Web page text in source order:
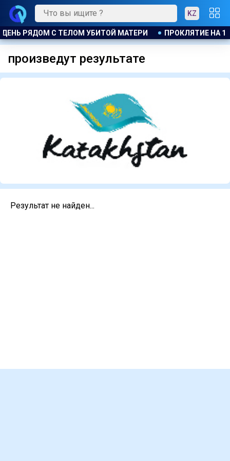
KZ
РЯДОМ С ТЕЛОМ УБИТОЙ МАТЕРИ ПРОКЛЯТИЕ НА
произведут результате
Результат не найден...